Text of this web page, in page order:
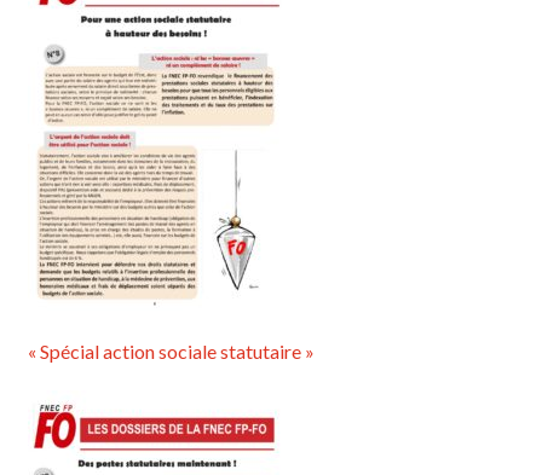
« Spécial action sociale statutaire »